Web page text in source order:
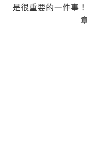
是很重要的一件事